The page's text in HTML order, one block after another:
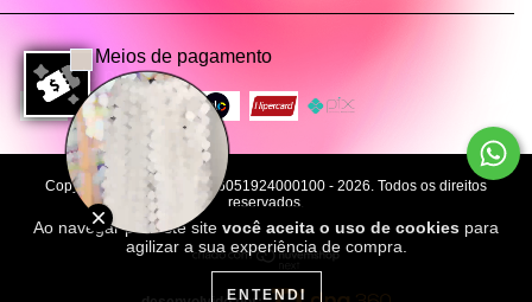
Meios de pagamento
Copyright El Gato Store - 26051924000100 - 2026. Todos os direitos
reservados.